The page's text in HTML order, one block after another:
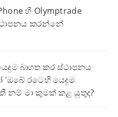
හි Olymptrade
කරන්නේ
බාගත කර ස්ථාපනය
රටෙහි යෙදුම
නම් මා කුමක් කළ යුතුද?